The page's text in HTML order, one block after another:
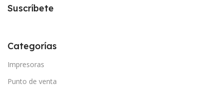
Suscríbete
Categorías
Impresoras
Punto de venta